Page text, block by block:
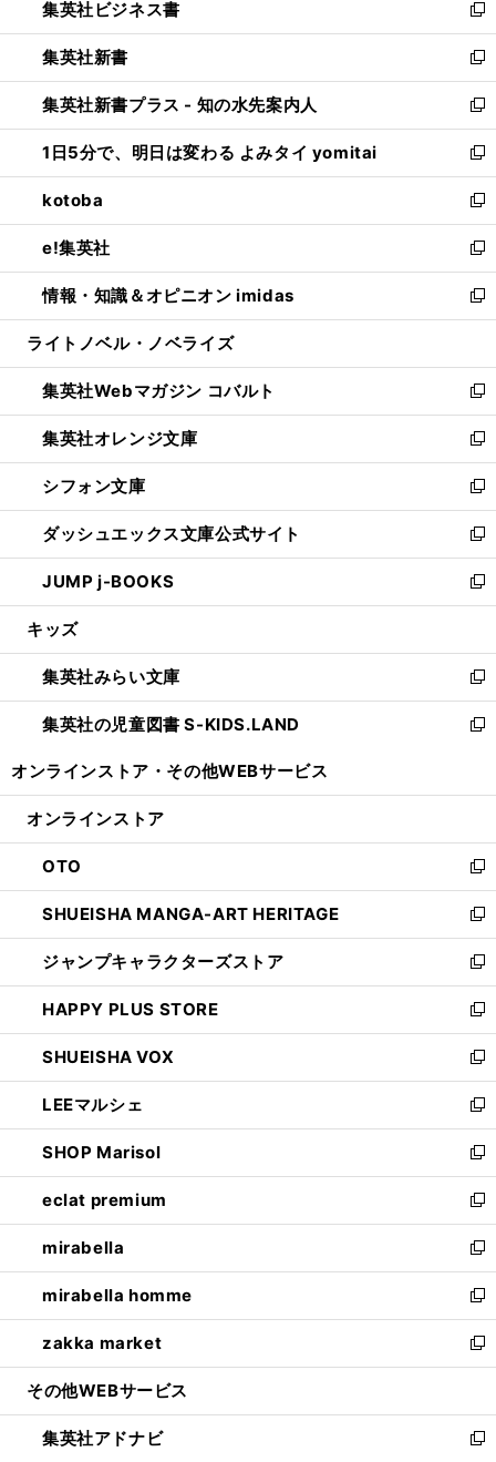
く
で
開
く
ド
ウ
で
開
く
い
ウ
ィ
ン
ド
ウ
で
開
く
集英社ビジネス書
新
し
い
ウ
ィ
ン
ド
ウ
で
開
く
集英社新書
新
し
い
ウ
ィ
ン
ド
ウ
で
開
く
集英社新書プラス - 知の水先案内人
新
し
い
ウ
ィ
ン
ド
ウ
で
開
1日5分で、明日は変わる よみタイ yomitai
新
し
い
ウ
ィ
ン
ド
ウ
開
く
kotoba
新
し
い
ウ
ィ
ン
ウ
で
開
く
e!集英社
新
し
い
ウ
ン
ド
ウ
で
開
く
情報・知識＆オピニオン imidas
新
し
ウ
ィ
ン
ド
ウ
で
開
く
ライトノベル・ノベライズ
集英社Webマガジン コバルト
新
し
い
ウ
ィ
ン
ド
ウ
で
開
集英社オレンジ文庫
新
し
い
ウ
ィ
ン
ド
ウ
開
く
シフォン文庫
新
し
い
ウ
ィ
ン
ウ
で
開
く
ダッシュエックス文庫公式サイト
新
し
い
ウ
ン
ド
ウ
で
JUMP j-BOOKS
新
し
ウ
ィ
ン
ド
開
キッズ
集英社みらい文庫
新
し
い
ン
ウ
で
開
く
集英社の児童図書 S-KIDS.LAND
新
ウ
ン
ド
ウ
で
開
く
オンラインストア・ その他WEBサービス
オンラインストア
OTO
新
し
い
ウ
ィ
ン
ド
ウ
で
開
く
SHUEISHA MANGA-ART HERITAGE
新
し
い
ウ
ィ
ン
ド
ウ
で
開
く
ジャンプキャラクターズストア
新
し
い
ウ
ィ
ン
ド
ウ
で
開
く
HAPPY PLUS STORE
新
し
い
ウ
ィ
ン
ド
ウ
で
開
く
SHUEISHA VOX
新
し
い
ウ
ィ
ン
ド
ウ
で
開
く
LEEマルシェ
新
し
い
ウ
ィ
ン
ド
ウ
で
開
く
SHOP Marisol
新
し
い
ウ
ィ
ン
ド
ウ
で
開
eclat premium
新
し
い
ウ
ィ
ン
ド
ウ
開
く
mirabella
新
し
い
ウ
ィ
ン
ウ
で
mirabella homme
新
し
い
ウ
ン
ド
zakka market
新
し
ウ
ィ
その他WEBサービス
集英社アドナビ
新